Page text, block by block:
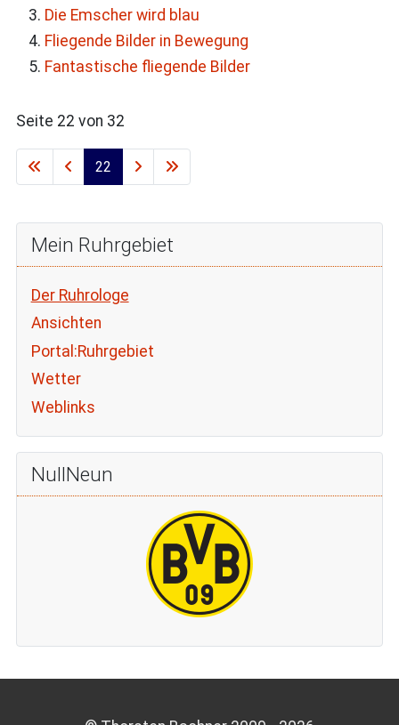
Die Emscher wird blau
Fliegende Bilder in Bewegung
Fantastische fliegende Bilder
Seite 22 von 32
22
Mein Ruhrgebiet
Der Ruhrologe
Ansichten
Portal:Ruhrgebiet
Wetter
Weblinks
NullNeun